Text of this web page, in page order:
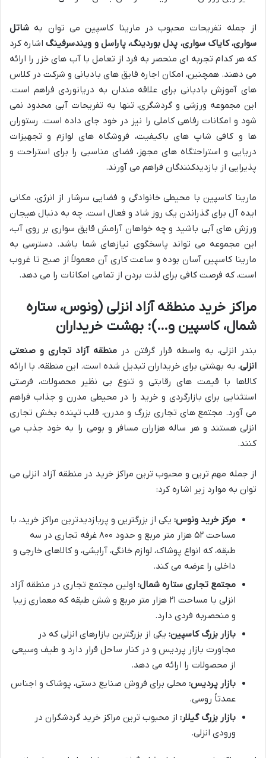
از جمله تفریحات محبوب در مارینا کاسپین می توان به شاتل
سواری، کایاک سواری، پدل بوردینگ، پاراسل و ویندسرفینگاشاره کرد
که هر کدام تجربه ای منحصر به فرد از تعامل با آب های خزر را ارائه
می دهند. همچنین، امکان اجاره قایق های بادبانی و شرکت در کلاس
های آموزش بادبانی برای علاقه مندان به دریانوردی فراهم است.
این مجموعه ورزشی و گردشگری، تنها به تفریحات آبی محدود نمی
شود و امکانات رفاهی کاملی را نیز در خود جای داده است. رستوران
ها و کافی شاپ های باکیفیت، فروشگاه های لوازم و تجهیزات
دریایی و استراحتگاه های مجهز، فضای مناسبی را برای استراحت و
پذیرایی از بازدیدکنندگان فراهم می آورند.
مارینا کاسپین با محیطی خانوادگی و فضایی سرشار از انرژی، مکانی
ایده آل برای گذراندن یک روز شاد و فعال است. چه به دنبال هیجان
ورزش های آبی باشید و چه خواهان آرامش قایق سواری بر روی آب،
این مجموعه می تواند پاسخگوی نیازهای شما باشد. دسترسی به
مارینا کاسپین آسان بوده و ساعت کاری آن معمولاً از صبح تا غروب
است، که فرصت کافی برای لذت بردن از تمامی امکانات را می دهد.
مراکز خرید منطقه آزاد انزلی (ونوس، ستاره
شمال، کاسپین و…): بهشت خریداران
بندر انزلی، به واسطه قرار گرفتن در منطقه آزاد تجاری و صنعتی
انزلی، به بهشتی برای خریداران تبدیل شده است. این منطقه، با ارائه
کالاها با قیمت های رقابتی و تنوع بی نظیر محصولات، فرصتی
استثنایی برای بازارگردی و خرید را در محیطی مدرن و جذاب فراهم
می آورد. مجتمع های تجاری بزرگ و مدرن، قلب تپنده بخش تجاری
انزلی هستند و هر ساله هزاران مسافر و بومی را به خود جذب می
کنند.
از جمله مهم ترین و محبوب ترین مراکز خرید در منطقه آزاد انزلی می
توان به موارد زیر اشاره کرد:
مرکز خرید ونوس: یکی از بزرگترین و پربازدیدترین مراکز خرید، با
مساحت ۵۲ هزار متر مربع و حدود ۸۰۰ غرفه تجاری در سه
طبقه، که انواع پوشاک، لوازم خانگی، آرایشی، و کالاهای خارجی و
داخلی را عرضه می کند.
مجتمع تجاری ستاره شمال: اولین مجتمع تجاری در منطقه آزاد
انزلی با مساحت ۲۱ هزار متر مربع و شش طبقه که معماری زیبا
و منحصربه فردی دارد.
بازار بزرگ کاسپین: یکی از بزرگترین بازارهای انزلی که در
مجاورت بازار پردیس و در کنار ساحل قرار دارد و طیف وسیعی
از محصولات را ارائه می دهد.
بازار پردیس: محلی برای فروش صنایع دستی، پوشاک و اجناس
عمدتاً روسی.
بازار بزرگ گیلار: از محبوب ترین مراکز خرید گردشگران در
ورودی انزلی.